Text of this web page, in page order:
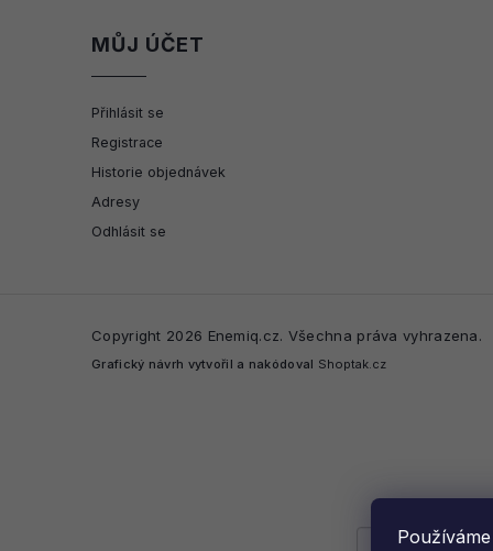
MŮJ ÚČET
Přihlásit se
Registrace
Historie objednávek
Adresy
Odhlásit se
Copyright 2026 Enemiq.cz. Všechna práva vyhrazena.
Grafický návrh vytvořil a nakódoval Shoptak.cz